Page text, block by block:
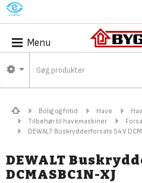
M
Menu
Bolig og fritid Have
Tilbehør til havemaskiner
DEWALT Buskrydderforsats 54 V
DEWALT
DCMASBC1N-XJ